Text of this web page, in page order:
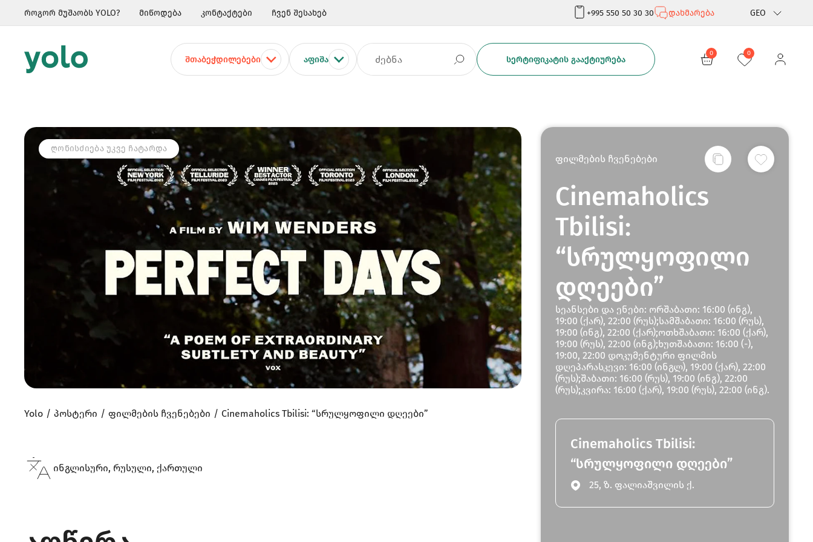
როგორ მუშაობს YOLO? მიწოდება კონტაქტები ჩვენ შესახებ +995 550 50 30 30 დახმარება GEO
Rus
ᲨᲗᲐᲑᲔᲭᲓᲘᲚᲔᲑᲔᲑᲘ ᲐᲤᲘᲨᲐ ᲡᲔᲠᲢᲘᲤᲘᲙᲐᲢᲘᲡ ᲒᲐᲐᲥᲢᲘᲣᲠᲔᲑᲐ
0 0
ᲦᲝᲜᲘᲡᲫᲘᲔᲑᲐ ᲣᲙᲕᲔ ᲩᲐᲢᲐᲠᲓᲐ
ფილმების ჩვენებები
Cinemaholics
Tbilisi:
“სრულყოფილი
დღეები”
სეანსები და ენები: ორშაბათი: 16:00 (ინგ),
19:00 (ქარ), 22:00 (რუს);სამშაბათი: 16:00 (რუს),
19:00 (ინგ), 22:00 (ქარ);ოთხშაბათი: 16:00 (ქარ),
19:00 (რუს), 22:00 (ინგ);ხუთშაბათი: 16:00 (-),
19:00, 22:00 დოკუმენტური ფილმის
დღეპარასკევი: 16:00 (ინგლ), 19:00 (ქარ), 22:00
(რუს);შაბათი: 16:00 (რუს), 19:00 (ინგ), 22:00
(რუს);კვირა: 16:00 (ქარ), 19:00 (რუს), 22:00 (ინგ).
Cinemaholics Tbilisi:
“სრულყოფილი დღეები”
25, ზ. ფალიაშვილის ქ.
Yolo პოსტერი ფილმების ჩვენებები Cinemaholics Tbilisi: “სრულყოფილი დღეები”
ინგლისური, რუსული, ქართული